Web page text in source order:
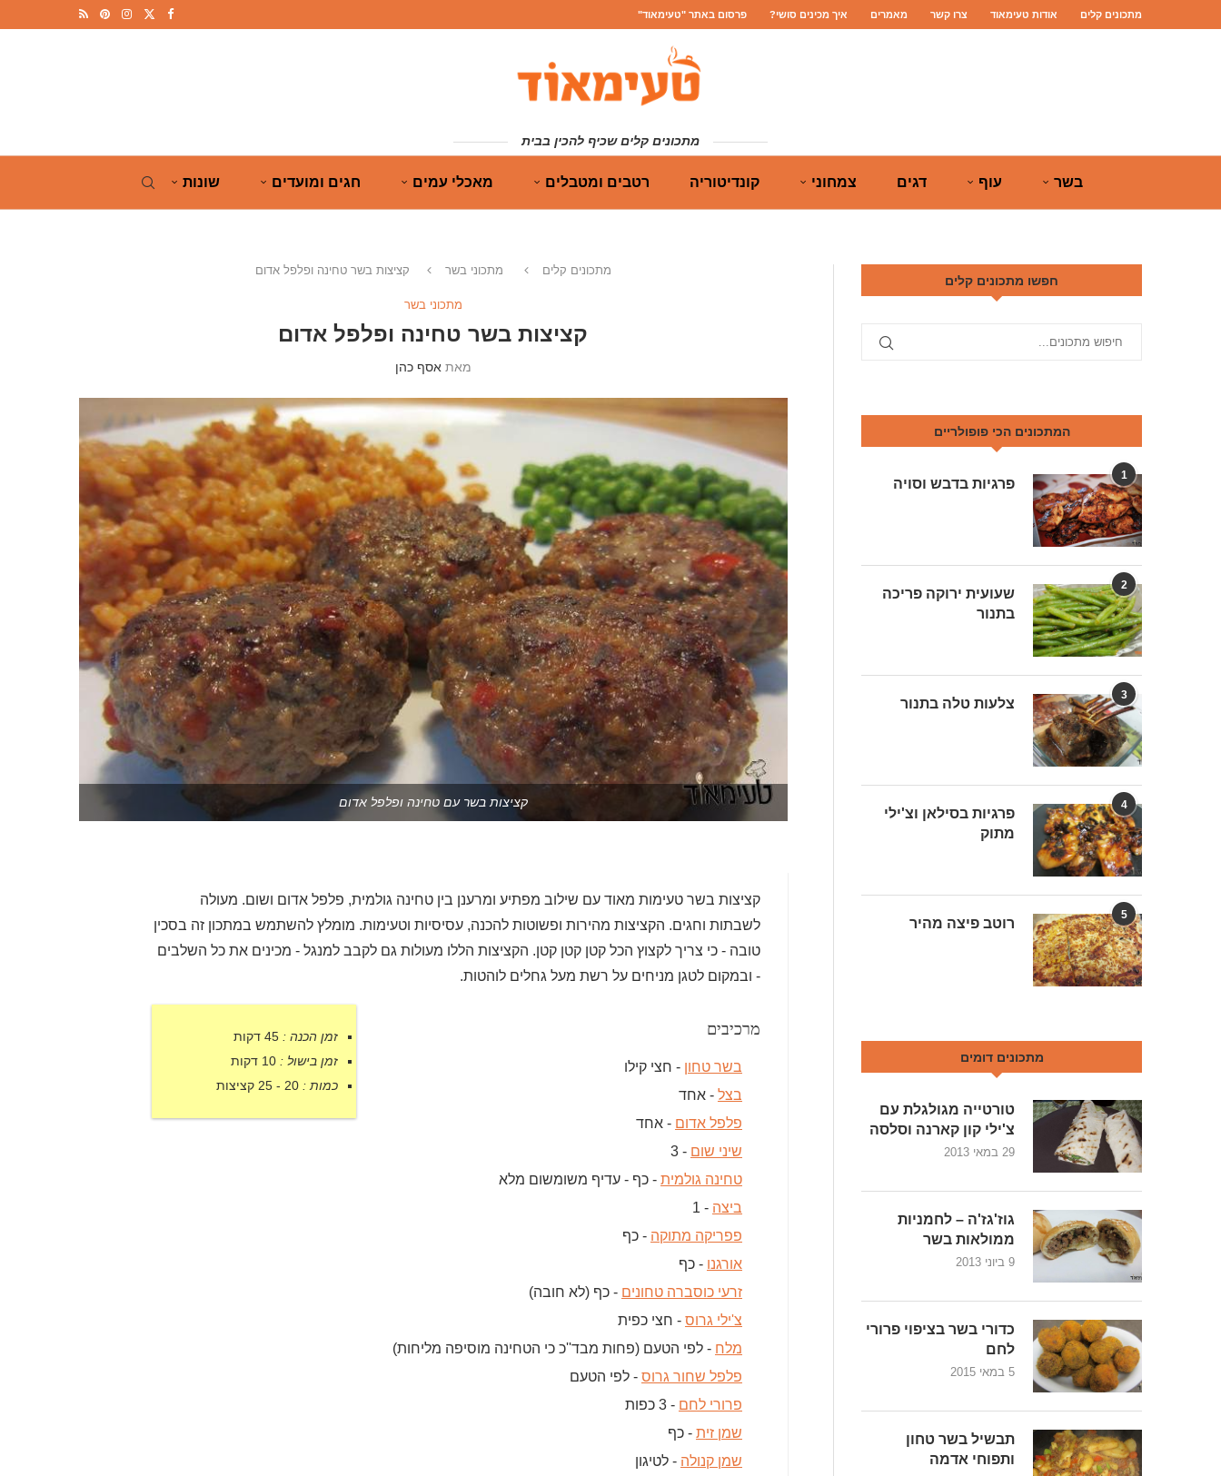
מתכונים קלים אודות טעימאוד צרו קשר מאמרים איך מכינים סושי? פרסום באתר "טעימאוד"
מתכונים קלים שכיף להכין בבית
בשר עוף דגים צמחוני קונדיטוריה רטבים ומטבלים מאכלי עמים חגים ומועדים שונות
מתכונים קלים מתכוני בשר קציצות בשר טחינה ופלפל אדום
מתכוני בשר
קציצות בשר טחינה ופלפל אדום
מאת אסף כהן
קציצות בשר עם טחינה ופלפל אדום
קציצות בשר טעימות מאוד עם שילוב מפתיע ומרענן בין טחינה גולמית, פלפל אדום ושום. מעולה
לשבתות וחגים. הקציצות מהירות ופשוטות להכנה, עסיסיות וטעימות. מומלץ להשתמש במתכון זה בסכין
טובה - כי צריך לקצוץ הכל קטן קטן קטן. הקציצות הללו מעולות גם לקבב למנגל - מכינים את כל השלבים
- ובמקום לטגן מניחים על רשת מעל גחלים לוהטות.
זמן הכנה : 45 דקות
זמן בישול : 10 דקות
כמות : 20 - 25 קציצות
מרכיבים
בשר טחון - חצי קילו
בצל - אחד
פלפל אדום - אחד
שיני שום - 3
טחינה גולמית - כף - עדיף משומשום מלא
ביצה - 1
פפריקה מתוקה - כף
אורגנו - כף
זרעי כוסברה טחונים - כף (לא חובה)
צ'ילי גרוס - חצי כפית
מלח - לפי הטעם (פחות מבד''כ כי הטחינה מוסיפה מליחות)
פלפל שחור גרוס - לפי הטעם
פרורי לחם - 3 כפות
שמן זית - כף
שמן קנולה - לטיגון
חפשו מתכונים קלים
המתכונים הכי פופולריים
1
פרגיות בדבש וסויה
2
שעועית ירוקה פריכה
בתנור
3
צלעות טלה בתנור
4
פרגיות בסילאן וצ'ילי
מתוק
5
רוטב פיצה מהיר
מתכונים דומים
טורטייה מגולגלת עם
צ'ילי קון קארנה וסלסה
29 במאי 2013
גוז'גז'ה – לחמניות
ממולאות בשר
9 ביוני 2013
כדורי בשר בציפוי פרורי
לחם
5 במאי 2015
תבשיל בשר טחון
ותפוחי אדמה